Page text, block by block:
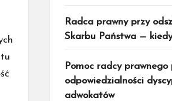
Radca prawny przy
Skarbu Państwa —
Pomoc radcy prawnego
odpowiedzialności
adwokatów